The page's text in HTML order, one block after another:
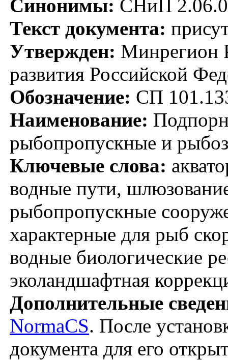
Синонимы: СНиП
Текст документа:
Утвержден: Минрегион
развития Российской
Обозначение: СП
Наименование:
рыбопропускные и
Ключевые слова:
водные пути,
рыбопропускные
характерные для рыб
водные биологические
эколандшафтная
Дополнительные
NormaCS. После
документа для его